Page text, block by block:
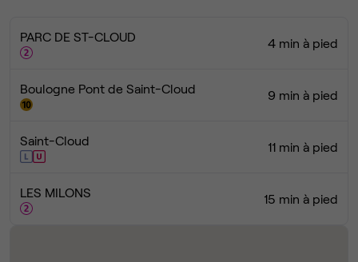
PARC DE ST-CLOUD 4 min à pied
Boulogne Pont de Saint-Cloud 9 min à pied
Saint-Cloud 11 min à pied
LES MILONS 15 min à pied